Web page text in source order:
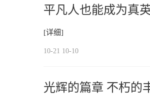
平凡人也能成为真
[详细]
10-21 10-10
光辉的篇章 不朽的